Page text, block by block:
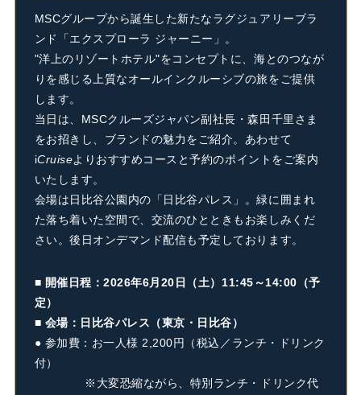
MSCグループから誕生した新たなラグジュアリーブラ
ンド「エクスプローラ ジャーニー」。
"洋上のリゾートホテル"をコンセプトに、海とのつなが
りを感じる上質なオールインクルーシブの旅をご提供
します。
当日は、MSCクルーズジャパン副社長・森田千里さま
をお招きし、ブランドの魅力をご紹介。あわせて
iCruiseよりおすすめコースと予約のポイントをご案内
いたします。
会場は日比谷公園内の「日比谷パレス」。緑に囲まれ
た落ち着いた空間で、交流のひとときもお楽しみくだ
さい。後日オンデマンド配信も予定しております。
■ 開催日程：2026年6月20日（土）11:45～14:00（予
定）
■ 会場：日比谷パレス（東京・日比谷）
● 参加費：お一人様 2,200円（税込／ランチ・ドリンク
付）
※大変恐縮ながら、特別ランチ・ドリンク代